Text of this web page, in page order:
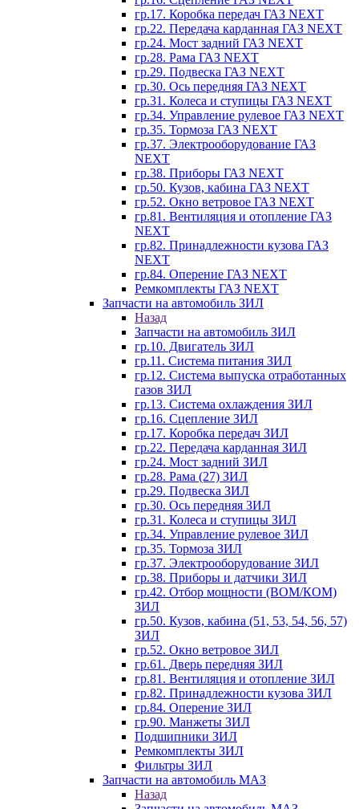
гр.17. Коробка передач ГАЗ NEXT
гр.22. Передача карданная ГАЗ NEXT
гр.24. Мост задний ГАЗ NEXT
гр.28. Рама ГАЗ NEXT
гр.29. Подвеска ГАЗ NEXT
гр.30. Ось передняя ГАЗ NEXT
гр.31. Колеса и ступицы ГАЗ NEXT
гр.34. Управление рулевое ГАЗ NEXT
гр.35. Тормоза ГАЗ NEXT
гр.37. Электрооборудование ГАЗ
NEXT
гр.38. Приборы ГАЗ NEXT
гр.50. Кузов, кабина ГАЗ NEXT
гр.52. Окно ветровое ГАЗ NEXT
гр.81. Вентиляция и отопление ГАЗ
NEXT
гр.82. Принадлежности кузова ГАЗ
NEXT
гр.84. Оперение ГАЗ NEXT
Ремкомплекты ГАЗ NEXT
Запчасти на автомобиль ЗИЛ
Назад
Запчасти на автомобиль ЗИЛ
гр.10. Двигатель ЗИЛ
гр.11. Система питания ЗИЛ
гр.12. Система выпуска отработанных
газов ЗИЛ
гр.13. Система охлаждения ЗИЛ
гр.16. Сцепление ЗИЛ
гр.17. Коробка передач ЗИЛ
гр.22. Передача карданная ЗИЛ
гр.24. Мост задний ЗИЛ
гр.28. Рама (27) ЗИЛ
гр.29. Подвеска ЗИЛ
гр.30. Ось передняя ЗИЛ
гр.31. Колеса и ступицы ЗИЛ
гр.34. Управление рулевое ЗИЛ
гр.35. Тормоза ЗИЛ
гр.37. Электрооборудование ЗИЛ
гр.38. Приборы и датчики ЗИЛ
гр.42. Отбор мощности (ВОМ/КОМ)
ЗИЛ
гр.50. Кузов, кабина (51, 53, 54, 56, 57)
ЗИЛ
гр.52. Окно ветровое ЗИЛ
гр.61. Дверь передняя ЗИЛ
гр.81. Вентиляция и отопление ЗИЛ
гр.82. Принадлежности кузова ЗИЛ
гр.84. Оперение ЗИЛ
гр.90. Манжеты ЗИЛ
Подшипники ЗИЛ
Ремкомплекты ЗИЛ
Фильтры ЗИЛ
Запчасти на автомобиль МАЗ
Назад